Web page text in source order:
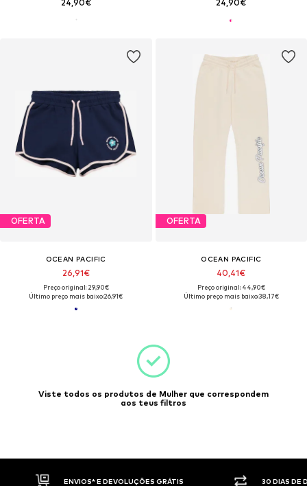
24,90€ 24,90€
OFERTA
OCEAN PACIFIC
26,91€
Preço original: 29,90€
Último preço mais baixo:26,91€
OFERTA
OCEAN PACIFIC
40,41€
Preço original: 44,90€
Último preço mais baixo:38,17€
Viste todos os produtos de Mulher que correspondem
aos teus filtros
30 DIAS DE DIREITO DE DEVOLUÇÃO